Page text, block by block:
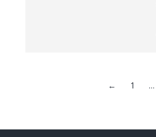
← 1 …